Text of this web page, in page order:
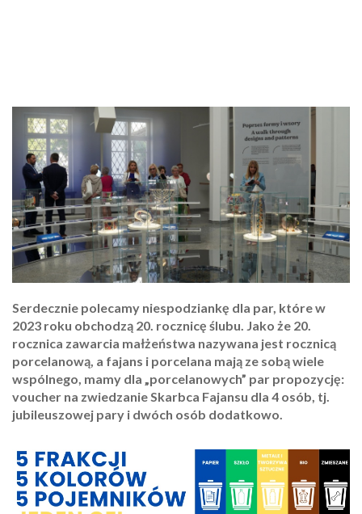
Serdecznie polecamy niespodziankę dla par, które w
2023 roku obchodzą 20. rocznicę ślubu. Jako że 20.
rocznica zawarcia małżeństwa nazywana jest rocznicą
porcelanową, a fajans i porcelana mają ze sobą wiele
wspólnego, mamy dla „porcelanowych” par propozycję:
voucher na zwiedzanie Skarbca Fajansu dla 4 osób, tj.
jubileuszowej pary i dwóch osób dodatkowo.